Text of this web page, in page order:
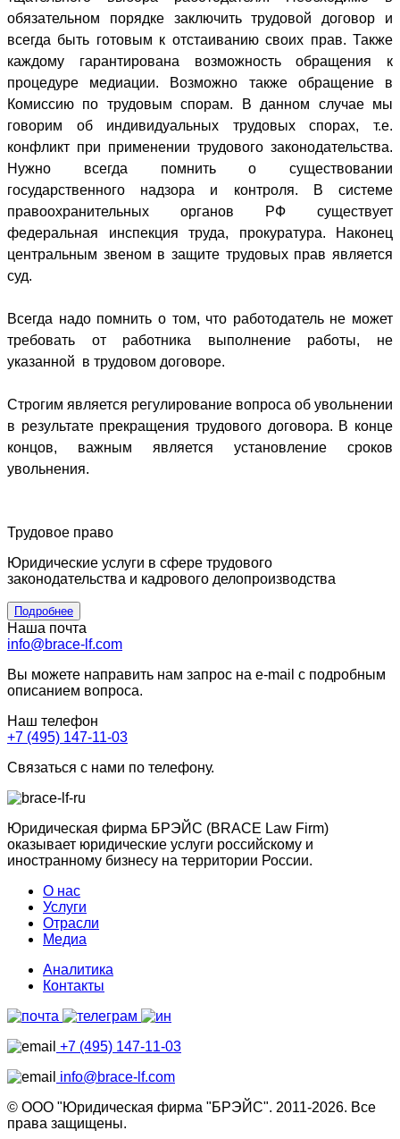
обязательном порядке заключить трудовой договор и
всегда быть готовым к отстаиванию своих прав. Также
каждому гарантирована возможность обращения к
процедуре медиации. Возможно также обращение в
Комиссию по трудовым спорам. В данном случае мы
говорим об индивидуальных трудовых спорах, т.е.
конфликт при применении трудового законодательства.
Нужно всегда помнить о существовании
государственного надзора и контроля. В системе
правоохранительных органов РФ существует
федеральная инспекция труда, прокуратура. Наконец
центральным звеном в защите трудовых прав является
суд.
Всегда надо помнить о том, что работодатель не может
требовать от работника выполнение работы, не
указанной в трудовом договоре.
Строгим является регулирование вопроса об увольнении
в результате прекращения трудового договора. В конце
концов, важным является установление сроков
увольнения.
Трудовое право
Юридические услуги в сфере трудового
законодательства и кадрового делопроизводства
Подробнее
Наша почта
info@brace-lf.com
Вы можете направить нам запрос на e-mail с подробным
описанием вопроса.
Наш телефон
+7 (495) 147-11-03
Связаться с нами по телефону.
Юридическая фирма БРЭЙС (BRACE Law Firm)
оказывает юридические услуги российскому и
иностранному бизнесу на территории России.
О нас
Услуги
Отрасли
Медиа
Аналитика
Контакты
+7 (495) 147-11-03
info@brace-lf.com
© ООО "Юридическая фирма "БРЭЙС". 2011-2026. Все
права защищены.